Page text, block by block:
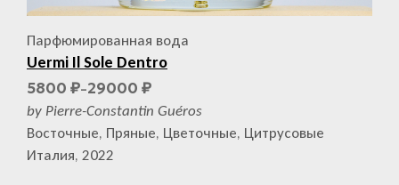
Парфюмированная вода
Uermi Il Sole Dentro
5800 ₽–29000 ₽
by Pierre-Constantin Guéros
Восточные, Пряные, Цветочные, Цитрусовые
Италия, 2022